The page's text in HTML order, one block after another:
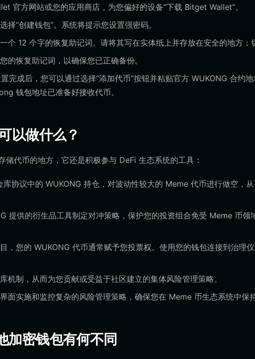
官方网站或您的应用商店，为您偏好的设备“下载 Bitget Wallet”。
择“创建钱包”。系统将提示您设置强密码。
个 12 个字的恢复助记词。请将其写在实体纸上并存放在安全的地方；
的恢复助记词，以确保您已正确备份。
完成后，您可以通过选择“添加代币”按钮并粘贴官方 WUKONG 合约
钱包地址已准备好接收代币。
以做什么？
代币的地方，它还是积极参与 DeFi 生态系统的工具：
库协议中的 WUKONG 持仓，对波动性较大的 Meme 代币进行做空，
提供的衍生品工具制定对冲策略，保护您的投资组合免受 Meme 币领
，您的 WUKONG 代币通常赋予您投票权。使用您的钱包连接到治理
机制，从而为您贡献或受益于社区建立的集体风险管理策略。
面实施和监控复杂的风险管理策略，确保您在 Meme 币生态系统中保
密钱包有何不同